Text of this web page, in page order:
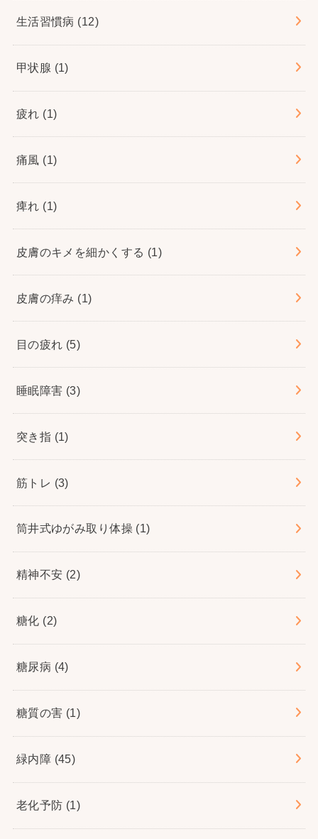
生活習慣病 (12)
甲状腺 (1)
疲れ (1)
痛風 (1)
痺れ (1)
皮膚のキメを細かくする (1)
皮膚の痒み (1)
目の疲れ (5)
睡眠障害 (3)
突き指 (1)
筋トレ (3)
筒井式ゆがみ取り体操 (1)
精神不安 (2)
糖化 (2)
糖尿病 (4)
糖質の害 (1)
緑内障 (45)
老化予防 (1)